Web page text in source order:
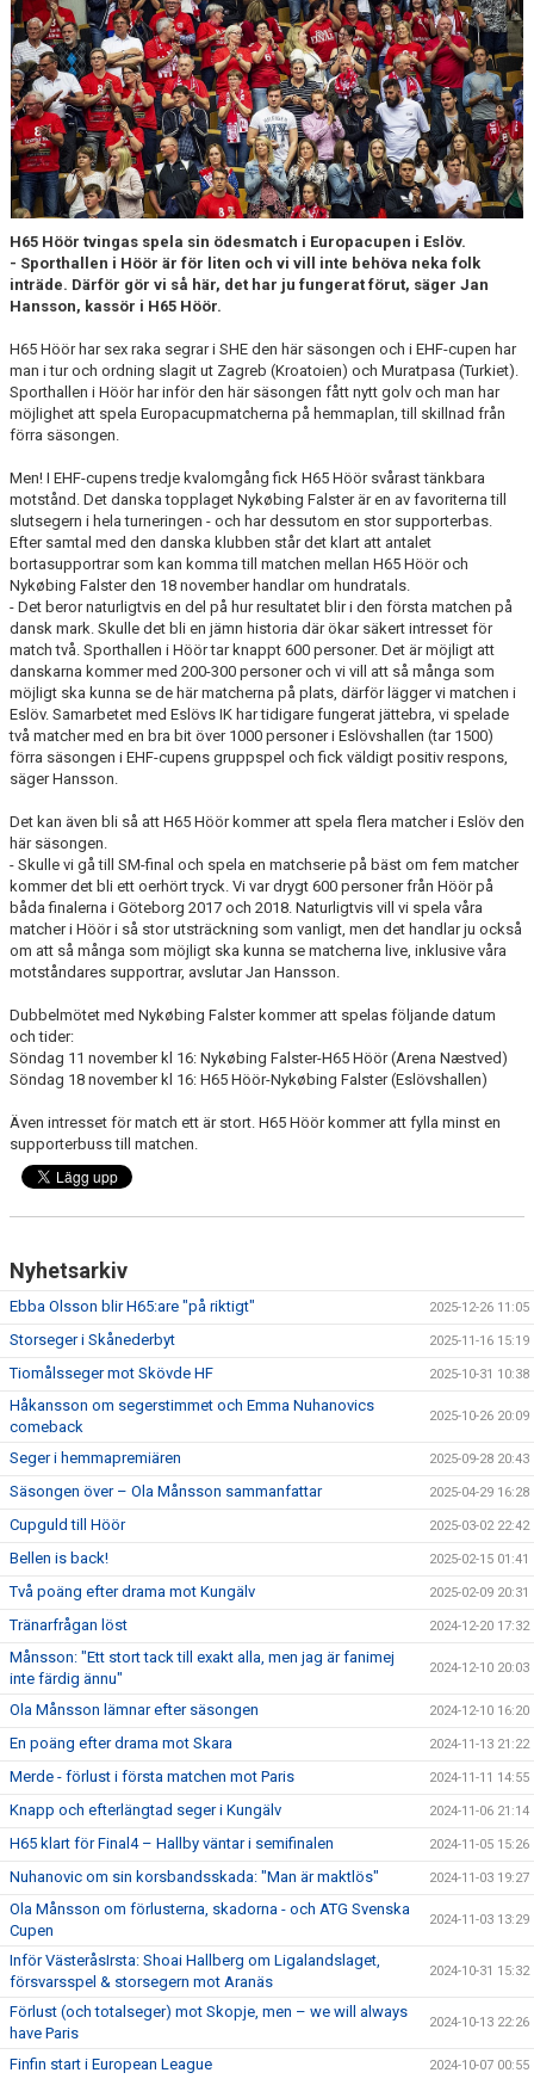
TRÄNINGSTIDER
TABELL
HANDBOLLSLIGANDAM.SE
SPELSCHEMA
GAMEDAY-APPEN
MATCHPROGRAM
KONTAKT
H65 Höör tvingas spela sin ödesmatch i Europacupen i Eslöv.
- Sporthallen i Höör är för liten och vi vill inte behöva neka folk
inträde. Därför gör vi så här, det har ju fungerat förut, säger Jan
Hansson, kassör i H65 Höör.
H65 Höör har sex raka segrar i SHE den här säsongen och i EHF-cupen har
man i tur och ordning slagit ut Zagreb (Kroatoien) och Muratpasa (Turkiet).
Sporthallen i Höör har inför den här säsongen fått nytt golv och man har
möjlighet att spela Europacupmatcherna på hemmaplan, till skillnad från
förra säsongen.
Men! I EHF-cupens tredje kvalomgång fick H65 Höör svårast tänkbara
motstånd. Det danska topplaget Nykøbing Falster är en av favoriterna till
slutsegern i hela turneringen - och har dessutom en stor supporterbas.
Efter samtal med den danska klubben står det klart att antalet
bortasupportrar som kan komma till matchen mellan H65 Höör och
Nykøbing Falster den 18 november handlar om hundratals.
- Det beror naturligtvis en del på hur resultatet blir i den första matchen på
dansk mark. Skulle det bli en jämn historia där ökar säkert intresset för
match två. Sporthallen i Höör tar knappt 600 personer. Det är möjligt att
danskarna kommer med 200-300 personer och vi vill att så många som
möjligt ska kunna se de här matcherna på plats, därför lägger vi matchen i
Eslöv. Samarbetet med Eslövs IK har tidigare fungerat jättebra, vi spelade
två matcher med en bra bit över 1000 personer i Eslövshallen (tar 1500)
förra säsongen i EHF-cupens gruppspel och fick väldigt positiv respons,
säger Hansson.
Det kan även bli så att H65 Höör kommer att spela flera matcher i Eslöv den
här säsongen.
- Skulle vi gå till SM-final och spela en matchserie på bäst om fem matcher
kommer det bli ett oerhört tryck. Vi var drygt 600 personer från Höör på
båda finalerna i Göteborg 2017 och 2018. Naturligtvis vill vi spela våra
matcher i Höör i så stor utsträckning som vanligt, men det handlar ju också
om att så många som möjligt ska kunna se matcherna live, inklusive våra
motståndares supportrar, avslutar Jan Hansson.
Dubbelmötet med Nykøbing Falster kommer att spelas följande datum
och tider:
Söndag 11 november kl 16: Nykøbing Falster-H65 Höör (Arena Næstved)
Söndag 18 november kl 16: H65 Höör-Nykøbing Falster (Eslövshallen)
Även intresset för match ett är stort. H65 Höör kommer att fylla minst en
supporterbuss till matchen.
Nyhetsarkiv
Ebba Olsson blir H65:are "på riktigt" 2025-12-26 11:05
Storseger i Skånederbyt 2025-11-16 15:19
Tiomålsseger mot Skövde HF 2025-10-31 10:38
Håkansson om segerstimmet och Emma Nuhanovics
comeback
2025-10-26 20:09
Seger i hemmapremiären 2025-09-28 20:43
Säsongen över – Ola Månsson sammanfattar 2025-04-29 16:28
Cupguld till Höör 2025-03-02 22:42
Bellen is back! 2025-02-15 01:41
Två poäng efter drama mot Kungälv 2025-02-09 20:31
Tränarfrågan löst 2024-12-20 17:32
Månsson: "Ett stort tack till exakt alla, men jag är fanimej
inte färdig ännu"
2024-12-10 20:03
Ola Månsson lämnar efter säsongen 2024-12-10 16:20
En poäng efter drama mot Skara 2024-11-13 21:22
Merde - förlust i första matchen mot Paris 2024-11-11 14:55
Knapp och efterlängtad seger i Kungälv 2024-11-06 21:14
H65 klart för Final4 – Hallby väntar i semifinalen 2024-11-05 15:26
Nuhanovic om sin korsbandsskada: "Man är maktlös" 2024-11-03 19:27
Ola Månsson om förlusterna, skadorna - och ATG Svenska
Cupen
2024-11-03 13:29
Inför VästeråsIrsta: Shoai Hallberg om Ligalandslaget,
försvarsspel & storsegern mot Aranäs
2024-10-31 15:32
Förlust (och totalseger) mot Skopje, men – we will always
have Paris
2024-10-13 22:26
Finfin start i European League 2024-10-07 00:55